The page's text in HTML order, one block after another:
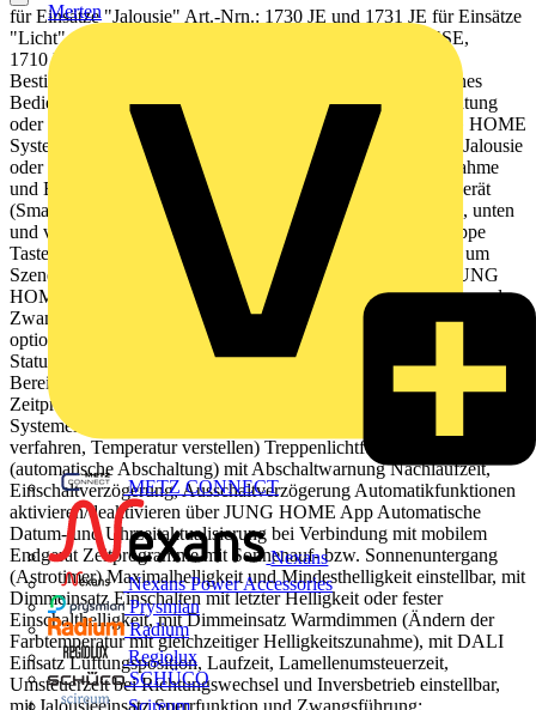
Merten
METZ CONNECT
Nexans
Nexans Power Accessories
Prysmian
Radium
Regiolux
SCHÜCO
für Einsätze "Jalousie" Art.-Nrn.: 1730 JE und 1731 JE für Einsätze
"Licht" Art.-Nrn.: 1701 SE, 1701 PSE, 1702 SE, 1704 ESE,
1710 DE, 1711 DE, 1712 DE, 1713 DSTE, 1723 NE
Bestimmungsgemäßer Gebrauch Manuelles und automatisches
Bedienen von z. B. Jalousien, Rollladen, Markisen, Beleuchtung
oder Lüftern Drahtlose Verknüpfung mit Geräten des JUNG HOME
Systems Betrieb mit Systemeinsatz zum Schalten, Dimmen, Jalousie
oder Nebenstelle 3-Draht Produkteigenschaften Inbetriebnahme
und Bedienung über JUNG HOME App mit mobilem Endgerät
(Smartphone oder Tablet) über Bluetooth® Bedienung oben, unten
und vollflächig mit bis zu 2 verknüpften Funktionen pro Wippe
Tasten nutzen zur Steuerung von Bereichen (Gruppen) oder um
Szenen aufzurufen Tasten nutzen, um drahtlos verknüpfte JUNG
HOME Geräte zu bedienen Tasten nutzen, um Sperrfunktion und
Zwangsführung auszulösen Mehrfarbige Statusanzeige mit
optionalem Nachtmodus Rückmeldung des Lastzustands über
Status-LED Sperren der lokalen Bedienung Einbindung der Last in
Bereiche (Gruppen), Zentralfunktionen und Szenen Bis zu 16
Zeitprogramme steuern die Funktionen des jeweiligen
Systemeinsatzes (Einschalten, Ausschalten, Dimmen, Jalousie
verfahren, Temperatur verstellen) Treppenlichtfunktion
(automatische Abschaltung) mit Abschaltwarnung Nachlaufzeit,
Einschaltverzögerung, Ausschaltverzögerung Automatikfunktionen
aktivieren/deaktivieren über JUNG HOME App Automatische
Datum- und Uhrzeitaktualisierung bei Verbindung mit mobilem
Endgerät Zeitprogramme mit Sonnenauf- bzw. Sonnenuntergang
(Astrotimer) Maximalhelligkeit und Mindesthelligkeit einstellbar, mit
Dimmeinsatz Einschalten mit letzter Helligkeit oder fester
Einschalthelligkeit, mit Dimmeinsatz Warmdimmen (Ändern der
Farbtemperatur mit gleichzeitiger Helligkeitszunahme), mit DALI
Einsatz Lüftungsposition, Laufzeit, Lamellenumsteuerzeit,
Umsteuerzeit bei Richtungswechsel und Inversbetrieb einstellbar,